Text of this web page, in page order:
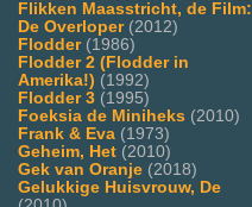
Flikken Maasstricht, de Film:
De Overloper(2012)
Flodder(1986)
Flodder 2 (Flodder in
Amerika!) (1992)
Flodder 3 (1995)
Foeksia de Miniheks (2010)
Frank & Eva (1973)
Geheim, Het (2010)
Gek van Oranje (2018)
Gelukkige Huisvrouw, De